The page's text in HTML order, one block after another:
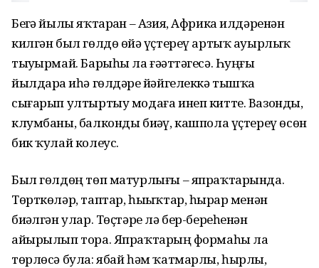
Беҙгә йылы яҡтарҙан – Азия, Африка илдәренән
килгән был гөлдө өйҙә үҫтереү артыҡ ауырлыҡ
тыуҙырмай. Барыһы ла ғәҙәттәгесә. Һуңғы
йылдарҙа иһә гөлдәрҙе йәйгелеккә тышҡа
сығарып ултыртыу модаға инеп китте. Вазонды,
клумбаны, балконды биҙәү, кашпола үҫтереү өсөн
бик ҡулай колеус.
Был гөлдөң төп матурлығы – япраҡтарында.
Төрткөләр, таптар, һыҙыҡтар, һырҙар менән
биҙәлгән улар. Төҫтәре лә бер-береһенән
айырылып тора. Япраҡтарҙың формаһы ла
төрлөсә була: ябай һәм ҡатмарлы, һырлы,